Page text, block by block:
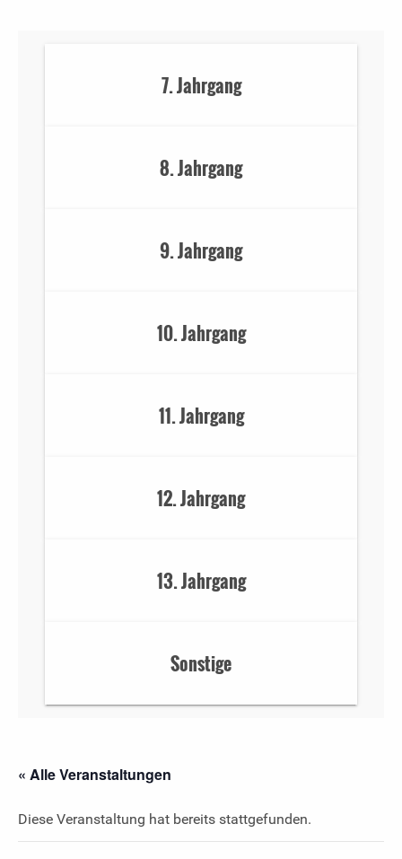
7. Jahrgang
8. Jahrgang
9. Jahrgang
10. Jahrgang
11. Jahrgang
12. Jahrgang
13. Jahrgang
Sonstige
« Alle Veranstaltungen
Diese Veranstaltung hat bereits stattgefunden.